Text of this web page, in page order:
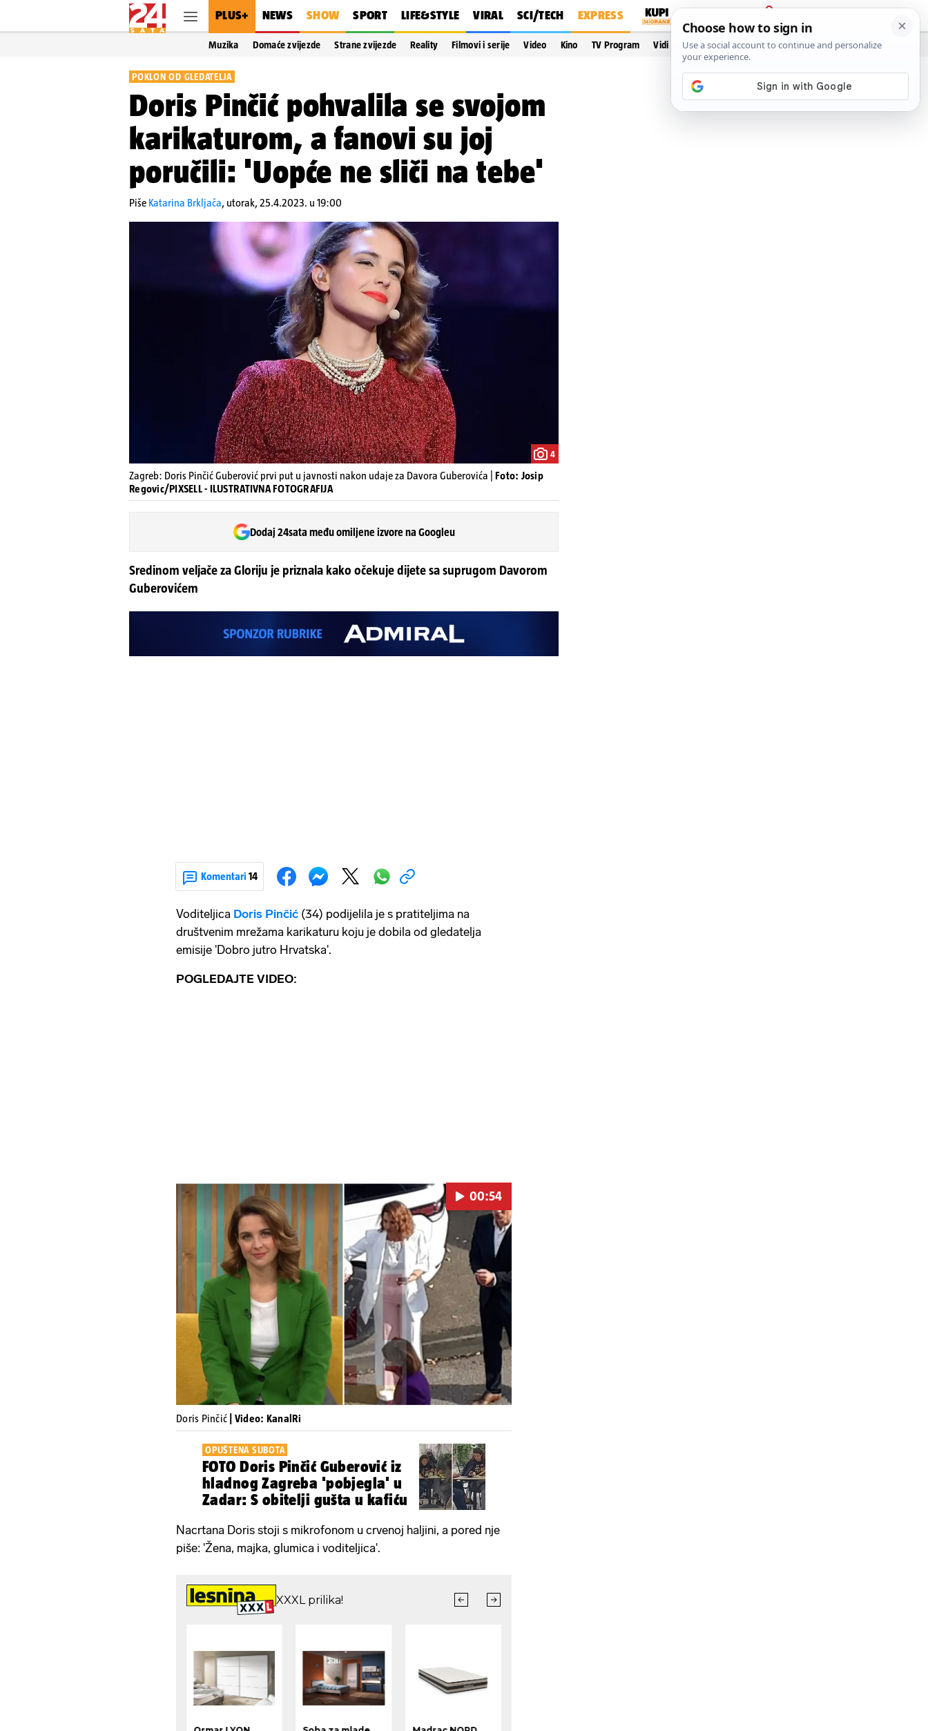
PLUS+ NEWS SHOW SPORT LIFE&STYLE VIRAL SCI/TECH EXPRESS
PRIJAVA
Muzika Domaće zvijezde Strane zvijezde Reality Filmovi i serije Video Kino TV Program Vidi još…
POKLON OD GLEDATELJA
Doris Pinčić pohvalila se svojom
karikaturom, a fanovi su joj
poručili: 'Uopće ne sliči na tebe'
Piše Katarina Brkljača, utorak, 25.4.2023. u 19:00
4
Zagreb: Doris Pinčić Guberović prvi put u javnosti nakon udaje za Davora Guberovića | Foto: Josip
Regovic/PIXSELL - ILUSTRATIVNA FOTOGRAFIJA
Dodaj 24sata među omiljene izvore na Googleu
Sredinom veljače za Gloriju je priznala kako očekuje dijete sa suprugom Davorom
Guberovićem
Komentari 14
Voditeljica Doris Pinčić (34) podijelila je s pratiteljima na
društvenim mrežama karikaturu koju je dobila od gledatelja
emisije 'Dobro jutro Hrvatska'.
POGLEDAJTE VIDEO:
Pokretanje videa...
00:54
Doris Pinčić | Video: KanalRi
OPUŠTENA SUBOTA
FOTO Doris Pinčić Guberović iz
hladnog Zagreba 'pobjegla' u
Zadar: S obitelji gušta u kafiću
Nacrtana Doris stoji s mikrofonom u crvenoj haljini, a pored nje
piše: 'Žena, majka, glumica i voditeljica'.